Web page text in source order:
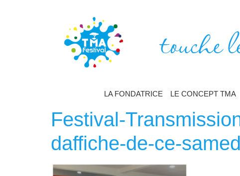
touche
LA FONDATRICE LE CONCEPT TMA
Festival-
daffiche-de-ce-